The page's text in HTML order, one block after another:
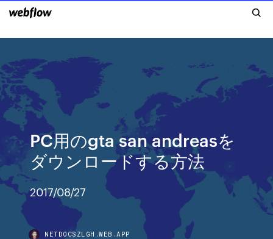
PC用のgta san andreasを
ダウンロードする方法
2017/08/27
NETDOCSZLGH.WEB.APP